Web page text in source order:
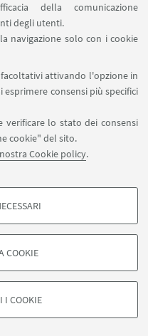
della comunicazione
degli utenti.
navigazione solo con i cookie
attivando l'opzione in
consensi più specifici
verificare lo stato dei consensi
cookie" del sito.
Cookie policy.
sul sito, per analisi
COOKIE
I COOKIE
Successivi
12
elementi
»
124
-Impostazioni Cookie